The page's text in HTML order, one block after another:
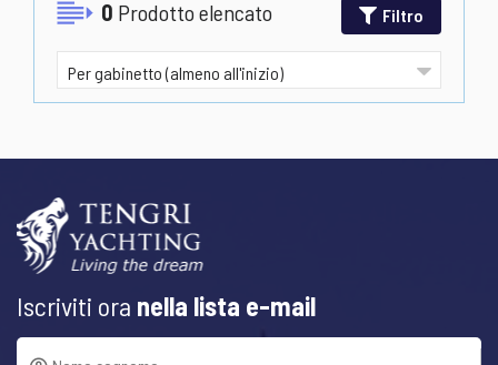
0 Prodotto elencato Filtro
Iscriviti ora nella lista e-mail